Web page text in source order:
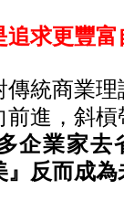
求更豐富
傳統商業
前進，斜
企業家去
反而成為